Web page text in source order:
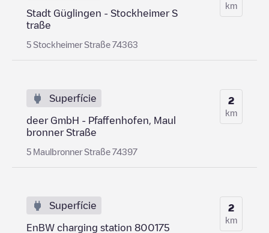
Stadt Güglingen - Stockheimer S
traße
5 Stockheimer Straße 74363
km
Superfície
deer GmbH - Pfaffenhofen, Maul
bronner Straße
5 Maulbronner Straße 74397
2
km
Superfície
EnBW charging station 800175
2
km